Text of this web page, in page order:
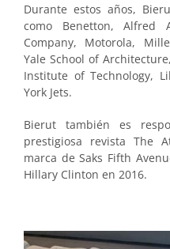
Durante estos años,
como Benetton, Alfred
Company, Motorola,
Yale School of
Institute of Technology,
York Jets.
Bierut también es
prestigiosa revista The
marca de Saks Fifth
Hillary Clinton en 2016.